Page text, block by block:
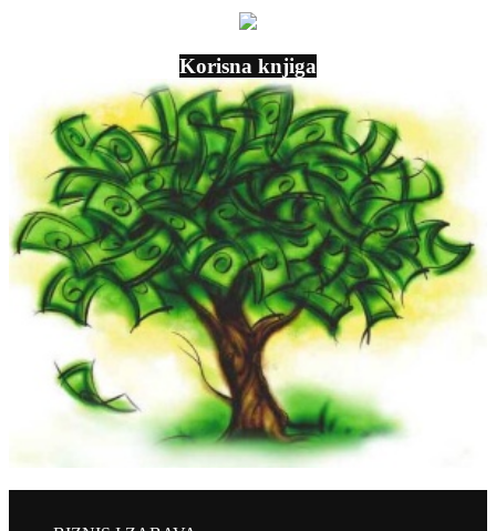
Korisna knjiga